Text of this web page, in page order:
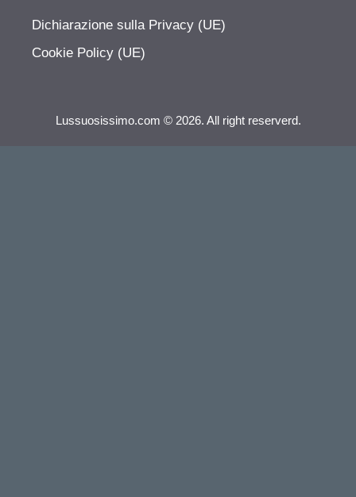
Dichiarazione sulla Privacy (UE)
Cookie Policy (UE)
Lussuosissimo.com © 2026. All right reserverd.